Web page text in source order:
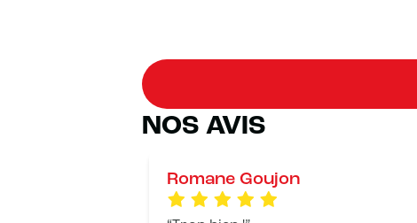
NOS AVIS
Romane Goujon